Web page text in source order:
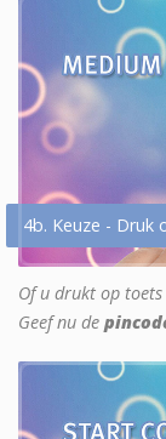
4b. Keuze - Druk
Of u drukt op toets
Geef nu de